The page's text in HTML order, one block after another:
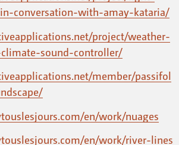
conversation-with-amay-kataria/
project/weather-
sound-controller/
member/passifol
en/work/nuages
en/work/river-lines